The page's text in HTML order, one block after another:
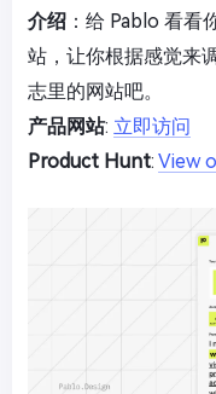
介绍 ：给 Pablo 看看
站，让你根据感觉来
志里的网站吧。
产品网站: 立即访问
Product Hunt: View